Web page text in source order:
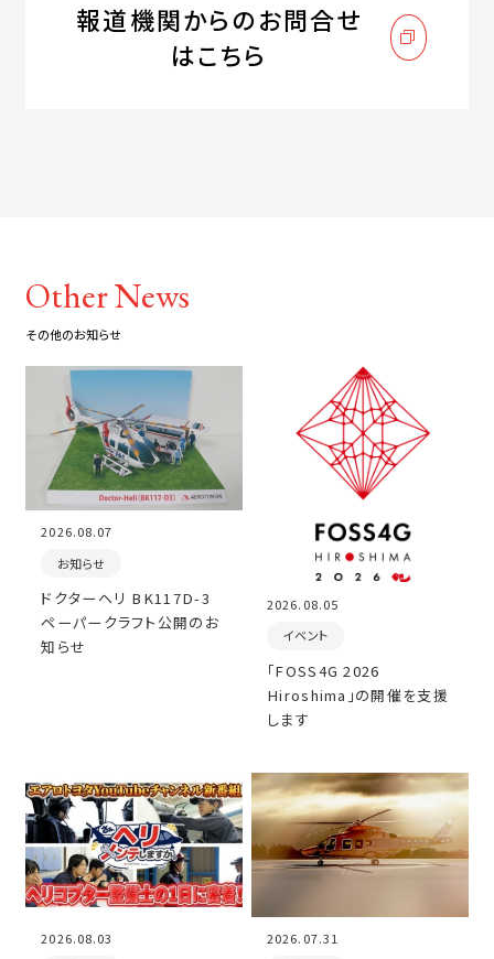
報道機関からのお問合せ
はこちら
Other News
その他のお知らせ
2026.08.07
お知らせ
ドクターヘリ BK117D-3
ペーパークラフト公開のお
知らせ
2026.08.05
イベント
「FOSS4G 2026
Hiroshima」の開催を支援
します
2026.08.03
2026.07.31